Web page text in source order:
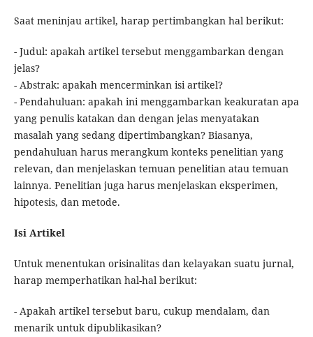
Saat meninjau artikel, harap pertimbangkan hal berikut:
- Judul: apakah artikel tersebut menggambarkan dengan
jelas?
- Abstrak: apakah mencerminkan isi artikel?
- Pendahuluan: apakah ini menggambarkan keakuratan apa
yang penulis katakan dan dengan jelas menyatakan
masalah yang sedang dipertimbangkan? Biasanya,
pendahuluan harus merangkum konteks penelitian yang
relevan, dan menjelaskan temuan penelitian atau temuan
lainnya. Penelitian juga harus menjelaskan eksperimen,
hipotesis, dan metode.
Isi Artikel
Untuk menentukan orisinalitas dan kelayakan suatu jurnal,
harap memperhatikan hal-hal berikut:
- Apakah artikel tersebut baru, cukup mendalam, dan
menarik untuk dipublikasikan?